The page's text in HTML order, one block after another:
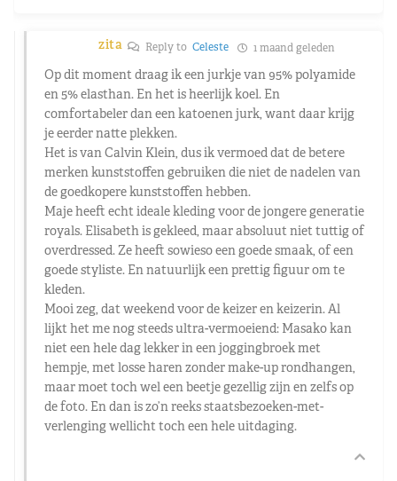
zita Reply to Celeste 1 maand geleden
Op dit moment draag ik een jurkje van 95% polyamide
en 5% elasthan. En het is heerlijk koel. En
comfortabeler dan een katoenen jurk, want daar krijg
je eerder natte plekken.
Het is van Calvin Klein, dus ik vermoed dat de betere
merken kunststoffen gebruiken die niet de nadelen van
de goedkopere kunststoffen hebben.
Maje heeft echt ideale kleding voor de jongere generatie
royals. Elisabeth is gekleed, maar absoluut niet tuttig of
overdressed. Ze heeft sowieso een goede smaak, of een
goede styliste. En natuurlijk een prettig figuur om te
kleden.
Mooi zeg, dat weekend voor de keizer en keizerin. Al
lijkt het me nog steeds ultra-vermoeiend: Masako kan
niet een hele dag lekker in een joggingbroek met
hempje, met losse haren zonder make-up rondhangen,
maar moet toch wel een beetje gezellig zijn en zelfs op
de foto. En dan is zo’n reeks staatsbezoeken-met-
verlenging wellicht toch een hele uitdaging.